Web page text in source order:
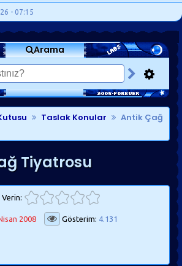
- 07:15
Arama
Taslak Konular
Antik Çağ
Tiyatrosu
Verin:
2008 Gösterim: 4.131